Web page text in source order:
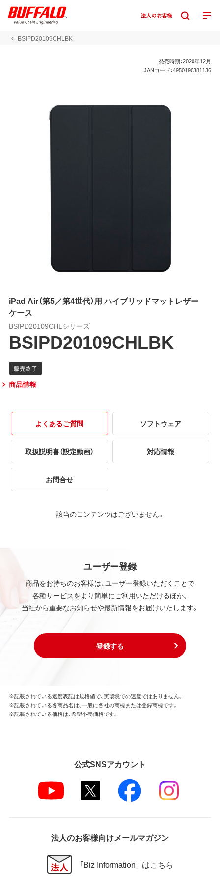
BSIPD20109CHLBK
発売時期：2020年12月
JANコード：4950190381136
iPad Air（第5／第4世代）用 ハイブリッドマットレザー
ケース
BSIPD20109CHLシリーズ
BSIPD20109CHLBK
商品情報
よくあるご質問 ソフトウェア
取扱説明書（設定動画） 対応情報
お問合せ
該当のコンテンツはございません。
ユーザー登録
商品をお持ちのお客様は、ユーザー登録いただくことで
各種サービスをより簡単にご利用いただけるほか、
当社から重要なお知らせや最新情報をお届けいたします。
登録する
※記載されている速度表記は規格値で、実環境での速度ではありません。
※記載されている各商品名は、一般に各社の商標または登録商標です。
※記載されている価格は、希望小売価格です。
公式SNSアカウント
法人のお客様向けメールマガジン
「Biz Information」 はこちら